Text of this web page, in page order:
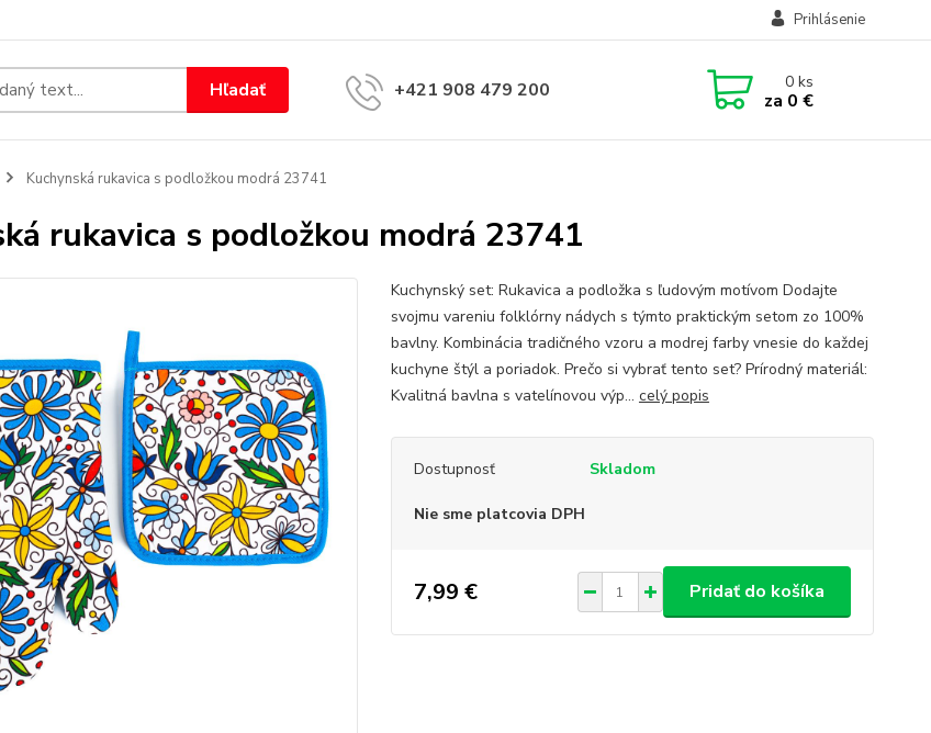
Prihlásenie
Hľadať +421 908 479 200 0ks
za 0 €
Kuchynská rukavica s podložkou modrá 23741
rukavica s podložkou modrá 23741
Kuchynský set: Rukavica a podložka s ľudovým motívom Dodajte
svojmu vareniu folklórny nádych s týmto praktickým setom zo 100%
bavlny. Kombinácia tradičného vzoru a modrej farby vnesie do každej
kuchyne štýl a poriadok. Prečo si vybrať tento set? Prírodný materiál:
Kvalitná bavlna s vatelínovou výp... celý popis
Dostupnosť Skladom
Nie sme platcovia DPH
7,99 € Pridať do košíka